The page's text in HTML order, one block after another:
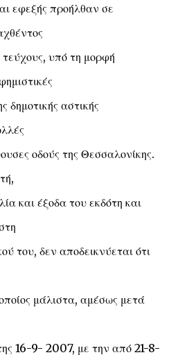
εφεξής προήλθαν σε
υπό τη μορφή
δημοτικής αστικής
οδούς της Θεσσαλονίκης.
και έξοδα του εκδότη και
του, δεν αποδεικνύεται ότι
μάλιστα, αμέσως μετά
16-9- 2007, με την από 21-8-